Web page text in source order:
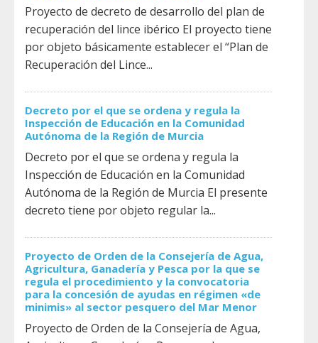
Proyecto de decreto de desarrollo del plan de
recuperación del lince ibérico El proyecto tiene
por objeto básicamente establecer el “Plan de
Recuperación del Lince...
Decreto por el que se ordena y regula la
Inspección de Educación en la Comunidad
Autónoma de la Región de Murcia
Decreto por el que se ordena y regula la
Inspección de Educación en la Comunidad
Autónoma de la Región de Murcia El presente
decreto tiene por objeto regular la...
Proyecto de Orden de la Consejería de Agua,
Agricultura, Ganadería y Pesca por la que se
regula el procedimiento y la convocatoria
para la concesión de ayudas en régimen «de
minimis» al sector pesquero del Mar Menor
Proyecto de Orden de la Consejería de Agua,